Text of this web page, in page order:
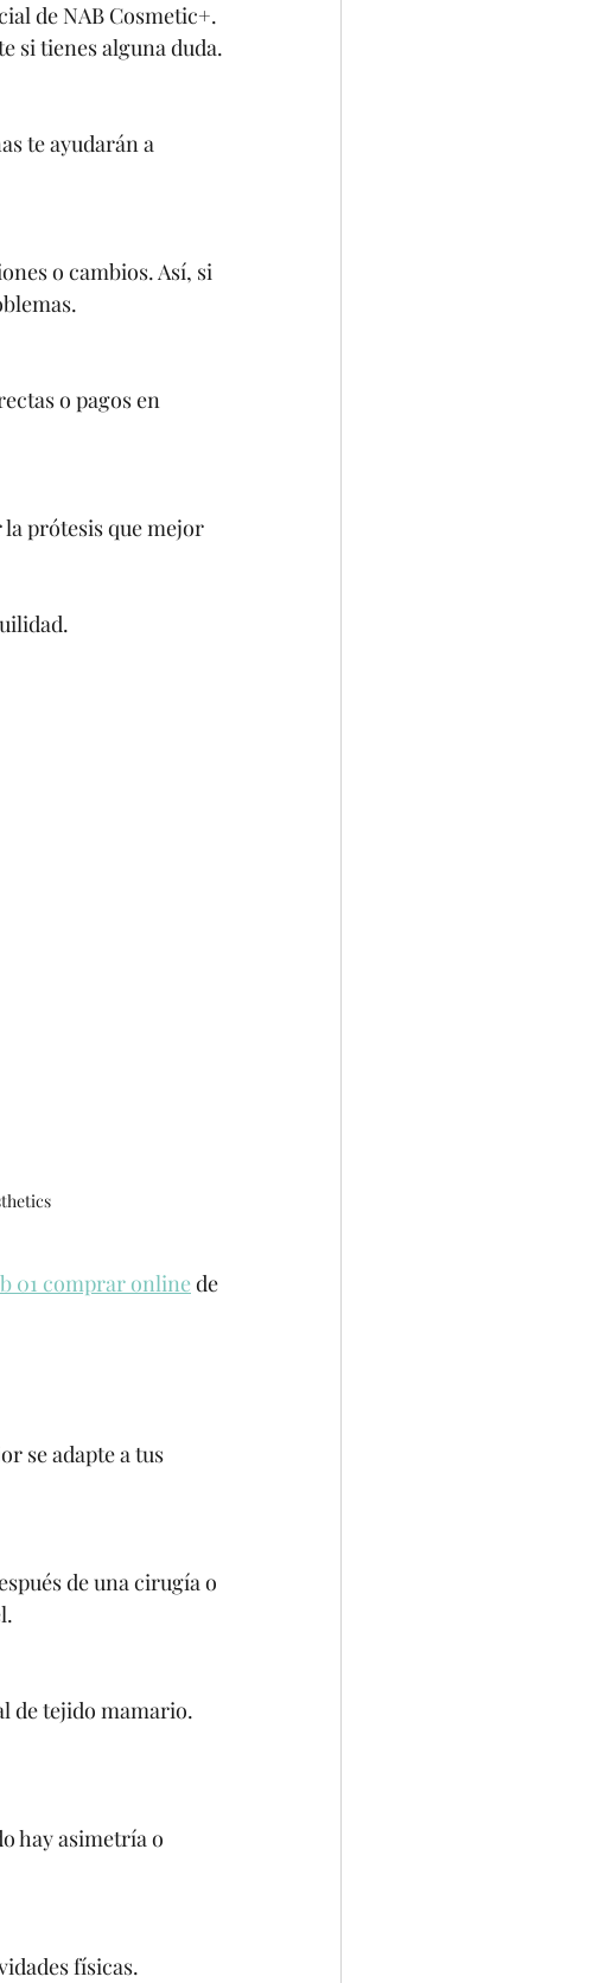
de NAB Cosmetic+.
si tienes alguna duda.
te ayudarán a
o cambios. Así, si
o pagos en
prótesis que mejor
01 comprar online de
se adapte a tus
de una cirugía o
de tejido mamario.
hay asimetría o
físicas.